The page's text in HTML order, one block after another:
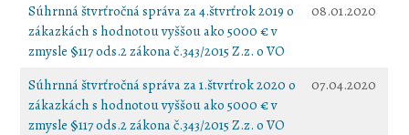
Súhrnná štvrťročná správa za 4.štvrťrok 2019 o
zákazkách s hodnotou vyššou ako 5000 € v
zmysle §117 ods.2 zákona č.343/2015 Z.z. o VO
08.01.2020
Súhrnná štvrťročná správa za 1.štvrťrok 2020 o
zákazkách s hodnotou vyššou ako 5000 € v
zmysle §117 ods.2 zákona č.343/2015 Z.z. o VO
07.04.2020